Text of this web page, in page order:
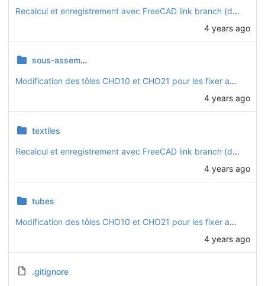
Recalcul et enregistrement avec FreeCAD link branch (daily 20221128)
4 years ago
sous-assemblages
Modification des tôles CHO10 et CHO21 pour les fixer avec des boulons traversants
4 years ago
textiles
Recalcul et enregistrement avec FreeCAD link branch (daily 20221128)
4 years ago
tubes
Modification des tôles CHO10 et CHO21 pour les fixer avec des boulons traversants
4 years ago
.gitignore